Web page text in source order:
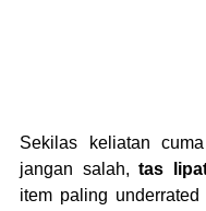
Sekilas keliatan
jangan salah, tas
item paling underrated